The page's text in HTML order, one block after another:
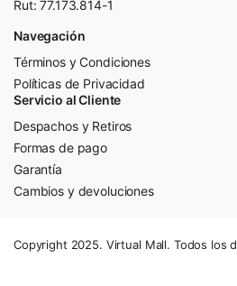
Rut: 77.173.814-1
Navegación
Términos y Condiciones
Políticas de Privacidad
Servicio al Cliente
Despachos y Retiros
Formas de pago
Garantía
Cambios y devoluciones
Copyright 2025. Virtual Mall. Todos los